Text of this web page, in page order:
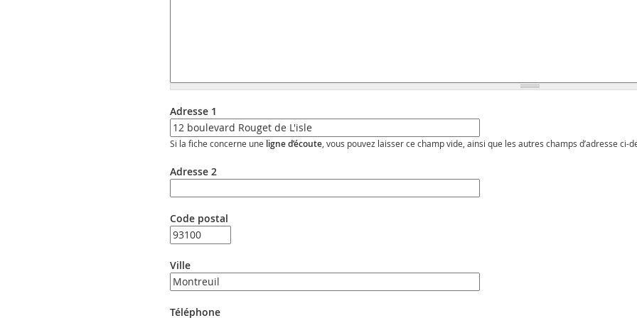
Adresse 1
Si la fiche concerne une ligne d’écoute , vous pouvez laisser ce champ vide, ainsi que les autres champs d’adresse ci-
Adresse 2
Code postal
Ville
Téléphone